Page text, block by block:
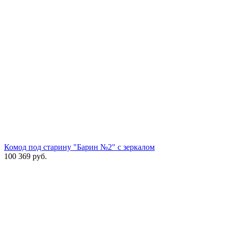
Комод под старину "Барин №2" с зеркалом
100 369 руб.